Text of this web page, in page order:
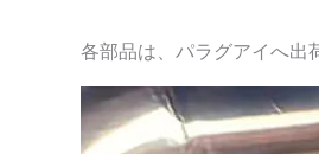
各部品は、パラグアイへ出